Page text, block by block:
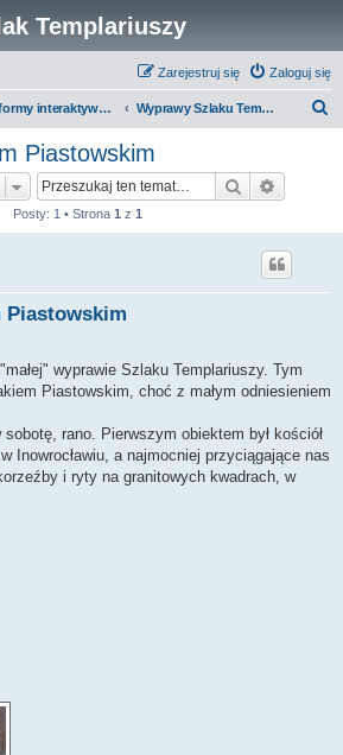
Templariuszy
Zaloguj się
Zarejestruj się
Platformy interaktywne Szlaku Templariuszy Wyprawy Szlaku Templariuszy - dawne
Piastowskim
Szukaj
Posty: 1 • Strona 1 z 1
Piastowskim
wyprawie Szlaku Templariuszy. Tym
Piastowskim, choć z małym odniesieniem
rano. Pierwszym obiektem był kościół
Inowrocławiu, a najmocniej przyciągające nas
i ryty na granitowych kwadrach, w